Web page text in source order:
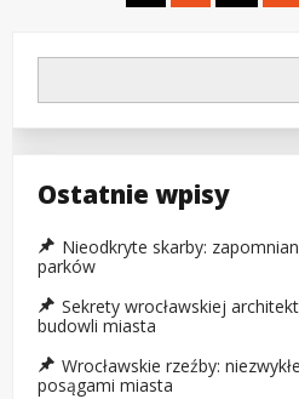
Ostatnie wpisy
Nieodkryte skarby:
parków
Sekrety wrocławskiej
budowli miasta
Wrocławskie rzeźby:
posągami miasta